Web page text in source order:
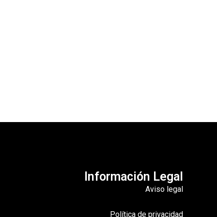
Información Legal
Aviso legal
Política de privacidad